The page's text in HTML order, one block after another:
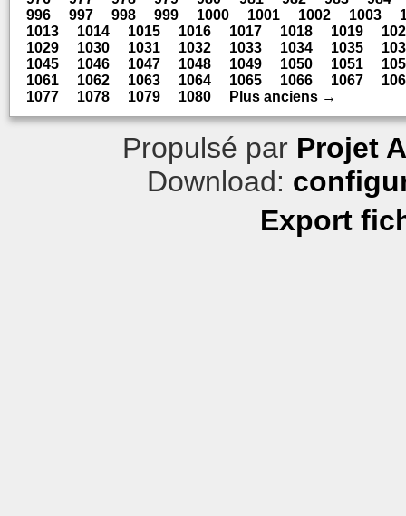
996
997 998 999 1000 1001 1002 1003
1013
1014 1015 1016 1017 1018 1019
1029
1030 1031 1032 1033 1034 1035
1045
1046 1047 1048 1049 1050 1051
1061
1062 1063 1064 1065 1066 1067
1077
1078 1079 1080 Plus anciens →
Propulsé par Projet
Download:
Export